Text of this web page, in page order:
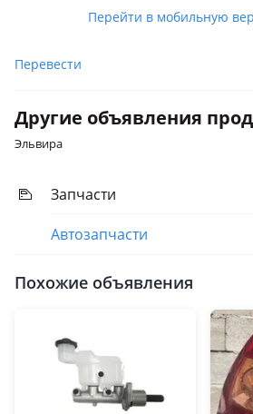
Перейти в мобильную
Керек заттарыңызды білу үшін,
Перевести
Другие объявления
Эльвира
Запчасти
Автозапчасти
Похожие объявления